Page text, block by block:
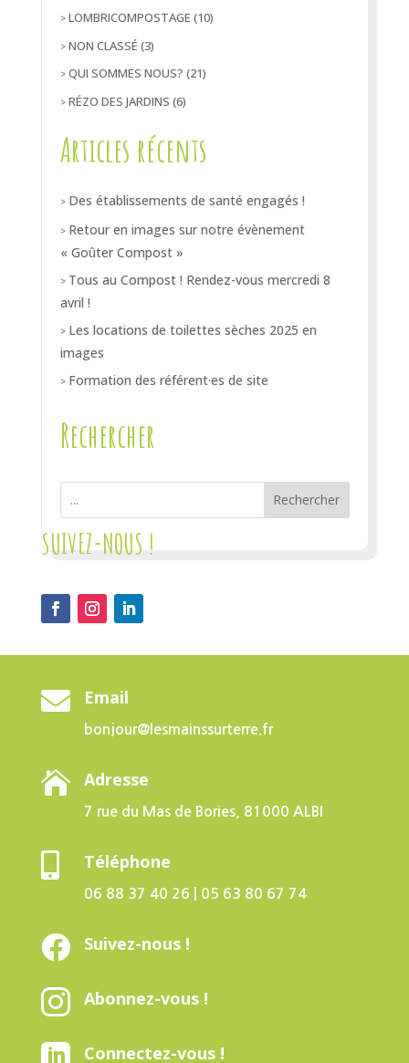
LOMBRICOMPOSTAGE (10)
NON CLASSÉ (3)
QUI SOMMES NOUS? (21)
RÉZO DES JARDINS (6)
Articles récents
Des établissements de santé engagés !
Retour en images sur notre évènement
« Goûter Compost »
Tous au Compost ! Rendez-vous mercredi 8
avril !
Les locations de toilettes sèches 2025 en
images
Formation des référent·es de site
Rechercher
Rechercher
SUIVEZ-NOUS !
 Email
bonjour@lesmainssurterre.fr
 Adresse
7 rue du Mas de Bories, 81000 ALBI
 Téléphone
06 88 37 40 26 | 05 63 80 67 74
 Suivez-nous !
 Abonnez-vous !
 Connectez-vous !